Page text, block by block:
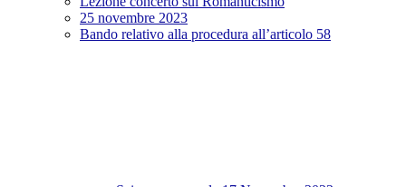
25 novembre 2023
Bando relativo alla procedura all’articolo 58